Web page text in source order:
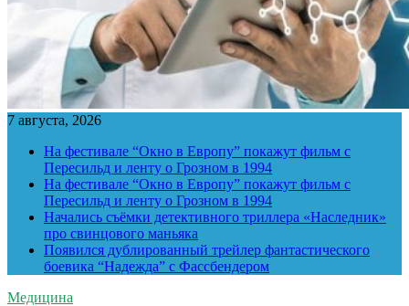
7 августа, 2026
На фестивале “Окно в Европу” покажут фильм с
Пересильд и ленту о Грозном в 1994
На фестивале “Окно в Европу” покажут фильм с
Пересильд и ленту о Грозном в 1994
Начались съёмки детективного триллера «Наследник»
про свинцового маньяка
Появился дублированный трейлер фантастического
боевика “Надежда” с Фассбендером
Медицина